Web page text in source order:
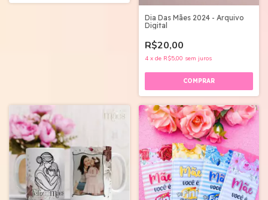
Dia Das Mães 2024 - Arquivo
Digital
R$20,00
4 x de R$5,00 sem juros